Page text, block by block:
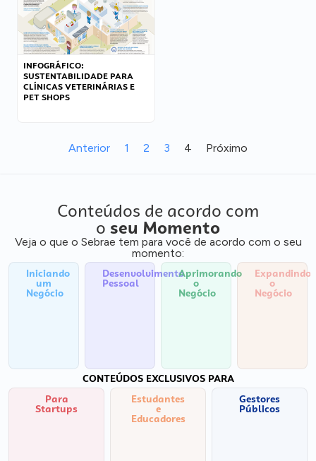
INFOGRÁFICO:
SUSTENTABILIDADE PARA
CLÍNICAS VETERINÁRIAS E
PET SHOPS
Anterior 1 2 3 4 Próximo
Conteúdos de acordo com
o seu Momento
Veja o que o Sebrae tem para você de acordo com o seu
momento:
Iniciando
um
Negócio
Desenvolvimento
Pessoal
Aprimorando
o
Negócio
Expandindo
o
Negócio
CONTEÚDOS EXCLUSIVOS PARA
Para
Startups
Estudantes
e
Educadores
Gestores
Públicos